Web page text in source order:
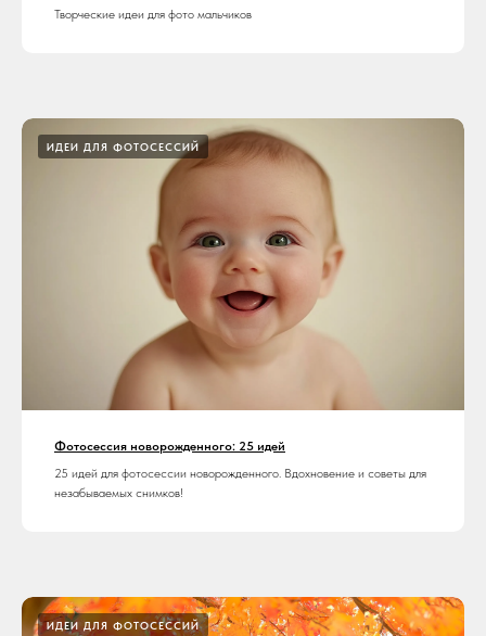
Творческие идеи для фото мальчиков
ИДЕИ ДЛЯ ФОТОСЕССИЙ
Фотосессия новорожденного: 25 идей
25 идей для фотосессии новорожденного. Вдохновение и советы для
незабываемых снимков!
ИДЕИ ДЛЯ ФОТОСЕССИЙ